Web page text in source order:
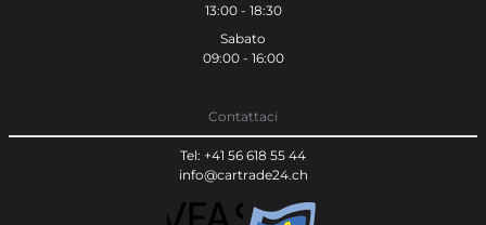
13:00 - 18:30
Sabato
09:00 - 16:00
Contattaci
Tel: +41 56 618 55 44
info@cartrade24.ch